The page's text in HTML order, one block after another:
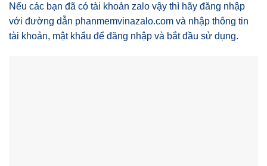
Nếu các bạn đã có tài khoản zalo vậy thì hãy đăng nhập
với đường dẫn phanmemvinazalo.com và nhập thông tin
tài khoản, mật khẩu để đăng nhập và bắt đầu sử dụng.